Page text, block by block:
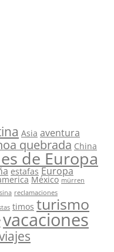
Asia aventura
quebrada China
de Europa
estafas Europa
México mürren
reclamaciones
timos turismo
vacaciones